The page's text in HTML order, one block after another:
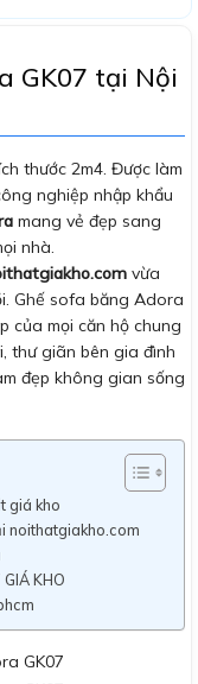
GK07 tại Nội
thước 2m4. Được làm
nghiệp nhập khẩu
mang vẻ đẹp sang
nhà.
vừa
Ghế sofa băng Adora
của mọi căn hộ chung
thư giãn bên gia đình
đẹp không gian sống
giá kho
noithatgiakho.com
KHO